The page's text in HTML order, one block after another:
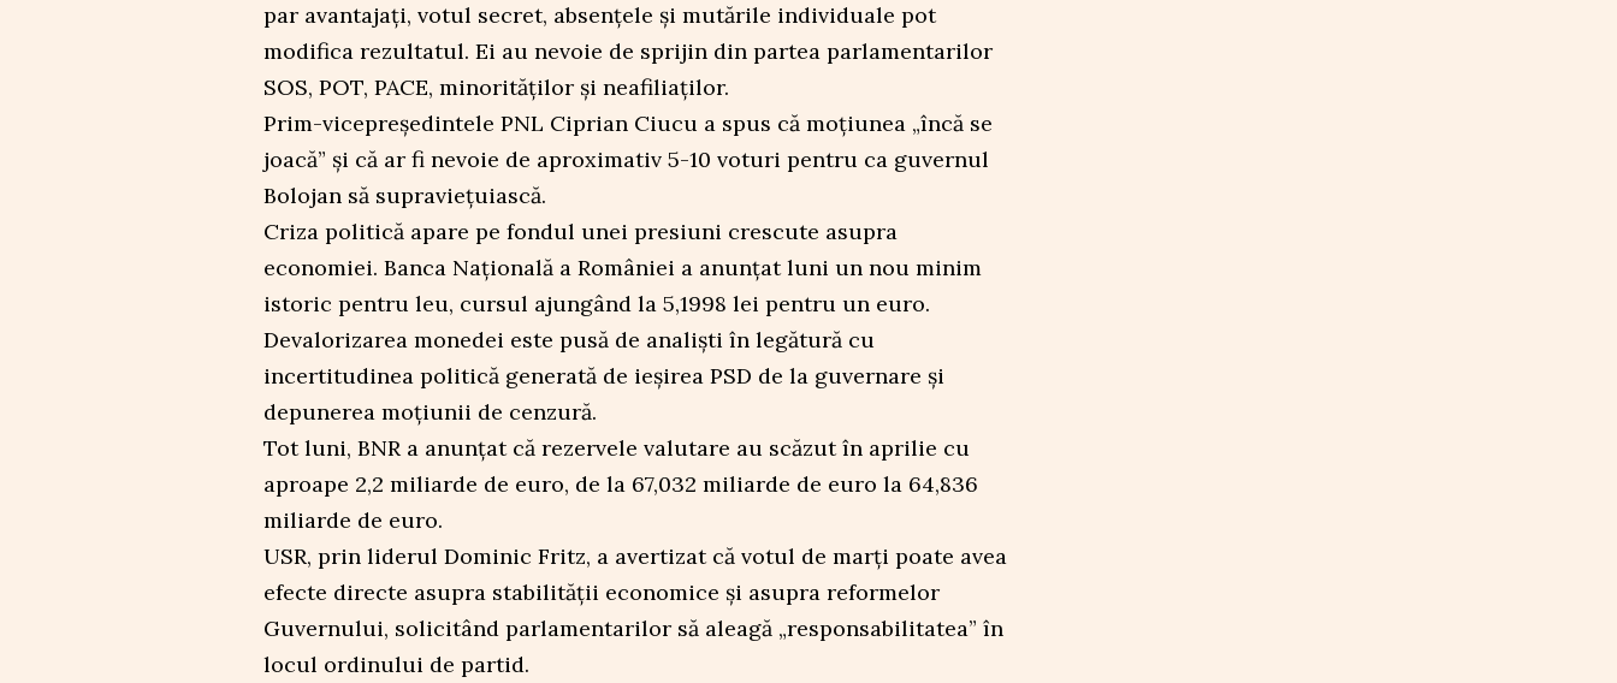
par avantajați, votul secret, absențele și mutările individuale pot
modifica rezultatul. Ei au nevoie de sprijin din partea parlamentarilor
SOS, POT, PACE, minorităților și neafiliaților.
Prim-vicepreședintele PNL Ciprian Ciucu a spus că moțiunea „încă se
joacă” și că ar fi nevoie de aproximativ 5-10 voturi pentru ca guvernul
Bolojan să supraviețuiască.
Criza politică apare pe fondul unei presiuni crescute asupra
economiei. Banca Națională a României a anunțat luni un nou minim
istoric pentru leu, cursul ajungând la 5,1998 lei pentru un euro.
Devalorizarea monedei este pusă de analiști în legătură cu
incertitudinea politică generată de ieșirea PSD de la guvernare și
depunerea moțiunii de cenzură.
Tot luni, BNR a anunțat că rezervele valutare au scăzut în aprilie cu
aproape 2,2 miliarde de euro, de la 67,032 miliarde de euro la 64,836
miliarde de euro.
USR, prin liderul Dominic Fritz, a avertizat că votul de marți poate avea
efecte directe asupra stabilității economice și asupra reformelor
Guvernului, solicitând parlamentarilor să aleagă „responsabilitatea” în
locul ordinului de partid.